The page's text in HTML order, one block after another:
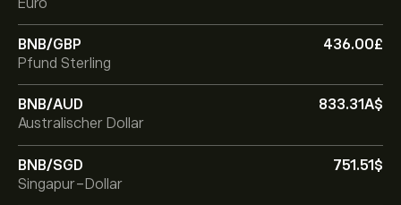
Euro
BNB/GBP
436.00‎£‎
Pfund Sterling
BNB/AUD
833.31‎A$‎
Australischer Dollar
BNB/SGD
751.51‎$‎
Singapur-Dollar